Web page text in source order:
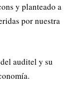
y planteado a
por nuestra
auditel y su